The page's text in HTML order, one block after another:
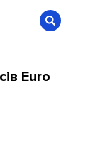
Euro